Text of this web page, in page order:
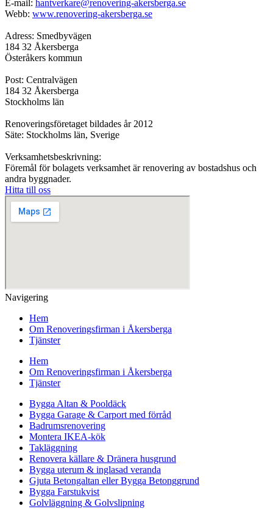
E-mail: hantverkare@renovering-akersberga.se
Webb: www.renovering-akersberga.se
Adress: Smedbyvägen
184 32 Åkersberga
Österåkers kommun
Post: Centralvägen
184 32 Åkersberga
Stockholms län
Renoveringsföretaget bildades år 2012
Säte: Stockholms län, Sverige
Verksamhetsbeskrivning:
Föremål för bolagets verksamhet är renovering av bostadshus och
andra byggnader.
Hitta till oss
Navigering
Hem
Om Renoveringsfirman i Åkersberga
Tjänster
Hem
Om Renoveringsfirman i Åkersberga
Tjänster
Bygga Altan & Pooldäck
Bygga Garage & Carport med förråd
Badrumsrenovering
Montera IKEA-kök
Takläggning
Renovera källare & Dränera husgrund
Bygga uterum & inglasad veranda
Gjuta Betongaltan eller Bygga Betonggrund
Bygga Farstukvist
Golvläggning & Golvslipning